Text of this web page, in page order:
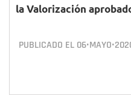
la Valorización
PUBLICADO EL